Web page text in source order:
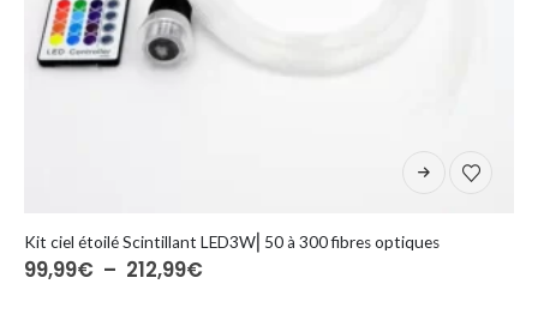
Ce
plusieurs
Kit ciel étoilé Scintillant LED3W⎜50 à 300 fibres optiques
99,99€ – 212,99€